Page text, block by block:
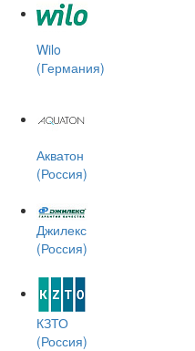
Wilo
(Германия)
Акватон
(Россия)
Джилекс
(Россия)
КЗТО
(Россия)